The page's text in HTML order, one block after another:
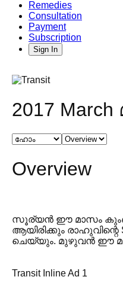
Remedies
Consultation
Payment
Subscription
Sign In
2017
Overview
സൂര്യൻ ഈ മാസം കുംബ
ആയിരിക്കും
ചെയ്യും. മുഴുവൻ ഈ
Transit Inline Ad 1